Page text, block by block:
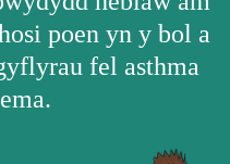
poen yn y bol a
fel asthma